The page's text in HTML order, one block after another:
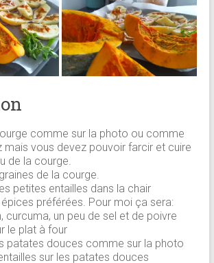
comme sur la photo ou comme
mais vous devez pouvoir farcir et cuire
de la courge.
de la courge.
petites entailles dans la chair
préférées. Pour moi ça sera:
curcuma, un peu de sel et de poivre
le plat à four
patates douces comme sur la photo
sur les patates douces